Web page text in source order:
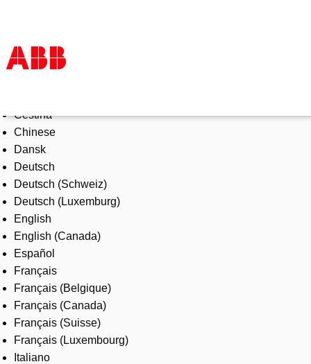
Products & Solutions
Industries
Services
About us
Where to buy
Contact us
Careers
Čeština
Chinese
Dansk
Deutsch
Deutsch (Schweiz)
Deutsch (Luxemburg)
English
English (Canada)
Español
Français
Français (Belgique)
Français (Canada)
Français (Suisse)
Français (Luxembourg)
Italiano